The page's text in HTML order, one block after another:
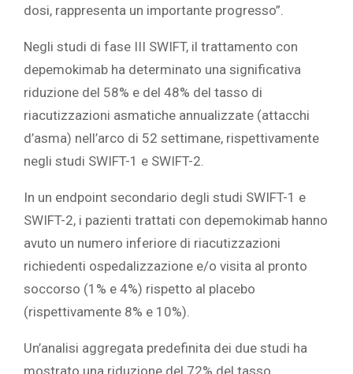
dosi, rappresenta un importante progresso”.
Negli studi di fase III SWIFT, il trattamento con
depemokimab ha determinato una significativa
riduzione del 58% e del 48% del tasso di
riacutizzazioni asmatiche annualizzate (attacchi
d’asma) nell’arco di 52 settimane, rispettivamente
negli studi SWIFT-1 e SWIFT-2.
In un endpoint secondario degli studi SWIFT-1 e
SWIFT-2, i pazienti trattati con depemokimab hanno
avuto un numero inferiore di riacutizzazioni
richiedenti ospedalizzazione e/o visita al pronto
soccorso (1% e 4%) rispetto al placebo
(rispettivamente 8% e 10%).
Un’analisi aggregata predefinita dei due studi ha